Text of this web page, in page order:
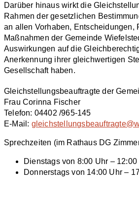
Darüber hinaus wirkt die
Rahmen der gesetzlichen
an allen Vorhaben, Entscheidungen,
Maßnahmen der Gemeinde
Auswirkungen auf die
Anerkennung ihrer gleichwertigen
Gesellschaft haben.
Gleichstellungsbeauftragte der
Frau Corinna Fischer
Telefon: 04402 /965-145
E-Mail:
Sprechzeiten (im Rathaus DG
Dienstags von 8:00 Uhr – 12:00
Donnerstags von 14:00 Uhr –